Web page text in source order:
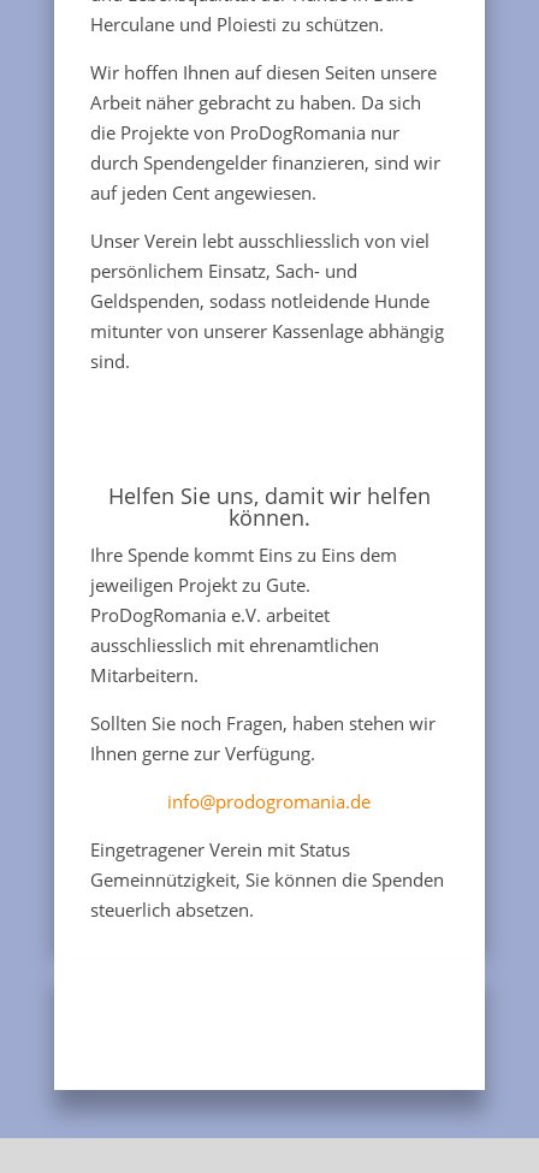
Herculane und Ploiesti zu schützen.
Wir hoffen Ihnen auf diesen Seiten unsere
Arbeit näher gebracht zu haben. Da sich
die Projekte von ProDogRomania nur
durch Spendengelder finanzieren, sind wir
auf jeden Cent angewiesen.
Unser Verein lebt ausschliesslich von viel
persönlichem Einsatz, Sach- und
Geldspenden, sodass notleidende Hunde
mitunter von unserer Kassenlage abhängig
sind.
Helfen Sie uns, damit wir helfen
können.
Ihre Spende kommt Eins zu Eins dem
jeweiligen Projekt zu Gute.
ProDogRomania e.V. arbeitet
ausschliesslich mit ehrenamtlichen
Mitarbeitern.
Sollten Sie noch Fragen, haben stehen wir
Ihnen gerne zur Verfügung.
info@prodogromania.de
Eingetragener Verein mit Status
Gemeinnützigkeit, Sie können die Spenden
steuerlich absetzen.